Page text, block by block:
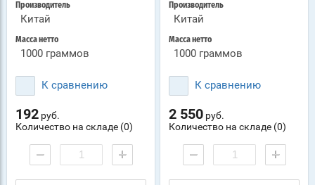
Производитель
Китай
Масса нетто
1000 граммов
К сравнению
192 руб.
Количество на складе (0)
− +
Производитель
Китай
Масса нетто
1000 граммов
К сравнению
2 550 руб.
Количество на складе (0)
− +